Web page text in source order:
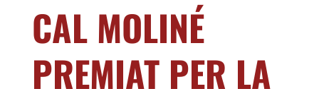
CAL MOLINÉ
PREMIAT PER LA